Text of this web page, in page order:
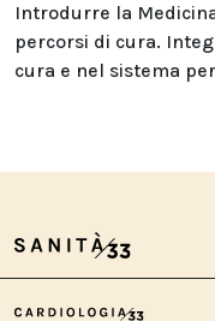
Introdurre la
percorsi di cura.
cura e nel sistema